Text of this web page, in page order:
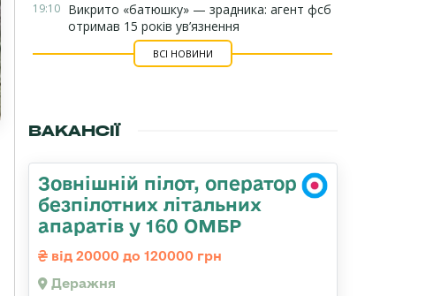
19:10 Викрито «батюшку» — зрадника: агент фсб
отримав 15 років ув’язнення
ВСІ НОВИНИ
ВАКАНСІЇ
Зовнішній пілот, оператор
безпілотних літальних
апаратів у 160 ОМБР
від 20000 до 120000 грн
Деражня